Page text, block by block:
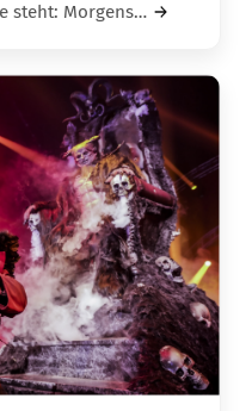
steht: Morgens…